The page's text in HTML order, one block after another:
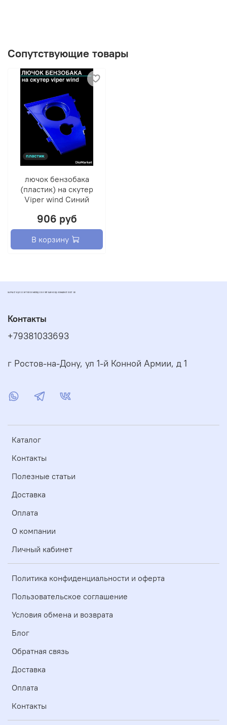
Сопутствующие товары
лючок бензобака
(пластик) на скутер
Viper wind Синий
906 руб
В корзину
ЗАПЧАСТИ ДЛЯ СКУТЕРОВ МОПЕДОВ И ПИТБАЙКОВ ДИОМАРКЕТ РОСТОВ
Каталог
Контакты
Полезные статьи
Доставка
Оплата
О компании
Личный кабинет
Политика конфиденциальности и оферта
Пользовательское соглашение
Условия обмена и возврата
Блог
Обратная связь
Доставка
Оплата
Контакты
Контакты
+79381033693
г Ростов-на-Дону, ул 1-й Конной Армии, д 1